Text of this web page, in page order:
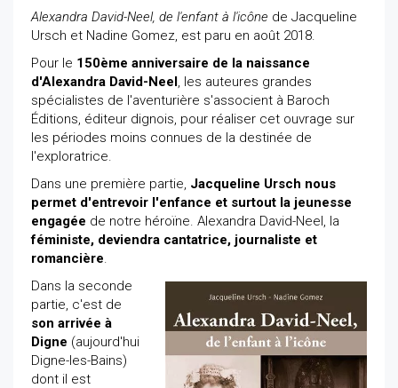
Alexandra David-Neel, de l'enfant à l'icône de Jacqueline
Ursch et Nadine Gomez, est paru en août 2018.
Pour le 150ème anniversaire de la naissance
d'Alexandra David-Neel, les auteures grandes
spécialistes de l'aventurière s'associent à Baroch
Éditions, éditeur dignois, pour réaliser cet ouvrage sur
les périodes moins connues de la destinée de
l'exploratrice.
Dans une première partie, Jacqueline Ursch nous
permet d'entrevoir l'enfance et surtout la jeunesse
engagée de notre héroïne. Alexandra David-Neel, la
féministe, deviendra cantatrice, journaliste et
romancière.
Dans la seconde
partie, c'est de
son arrivée à
Digne (aujourd'hui
Digne-les-Bains)
dont il est